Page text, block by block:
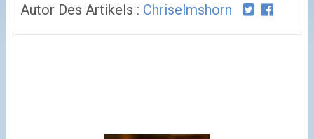
Autor Des Artikels : Chriselmshorn